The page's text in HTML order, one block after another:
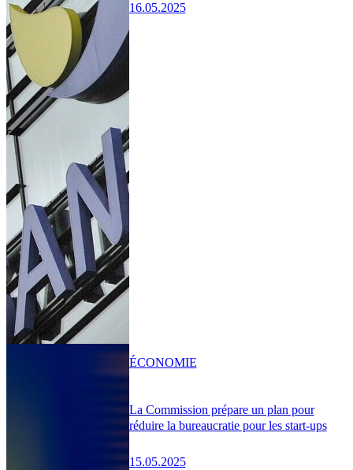
16.05.2025
La Commission prépare un plan pour
réduire la bureaucratie pour les start-ups
15.05.2025
ÉCONOMIE